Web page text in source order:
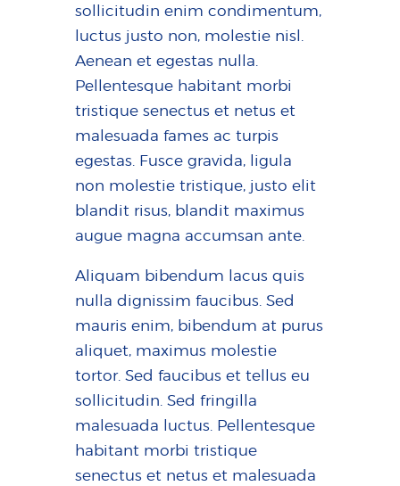
sollicitudin enim condimentum,
luctus justo non, molestie nisl.
Aenean et egestas nulla.
Pellentesque habitant morbi
tristique senectus et netus et
malesuada fames ac turpis
egestas. Fusce gravida, ligula
non molestie tristique, justo elit
blandit risus, blandit maximus
augue magna accumsan ante.
Aliquam bibendum lacus quis
nulla dignissim faucibus. Sed
mauris enim, bibendum at purus
aliquet, maximus molestie
tortor. Sed faucibus et tellus eu
sollicitudin. Sed fringilla
malesuada luctus. Pellentesque
habitant morbi tristique
senectus et netus et malesuada